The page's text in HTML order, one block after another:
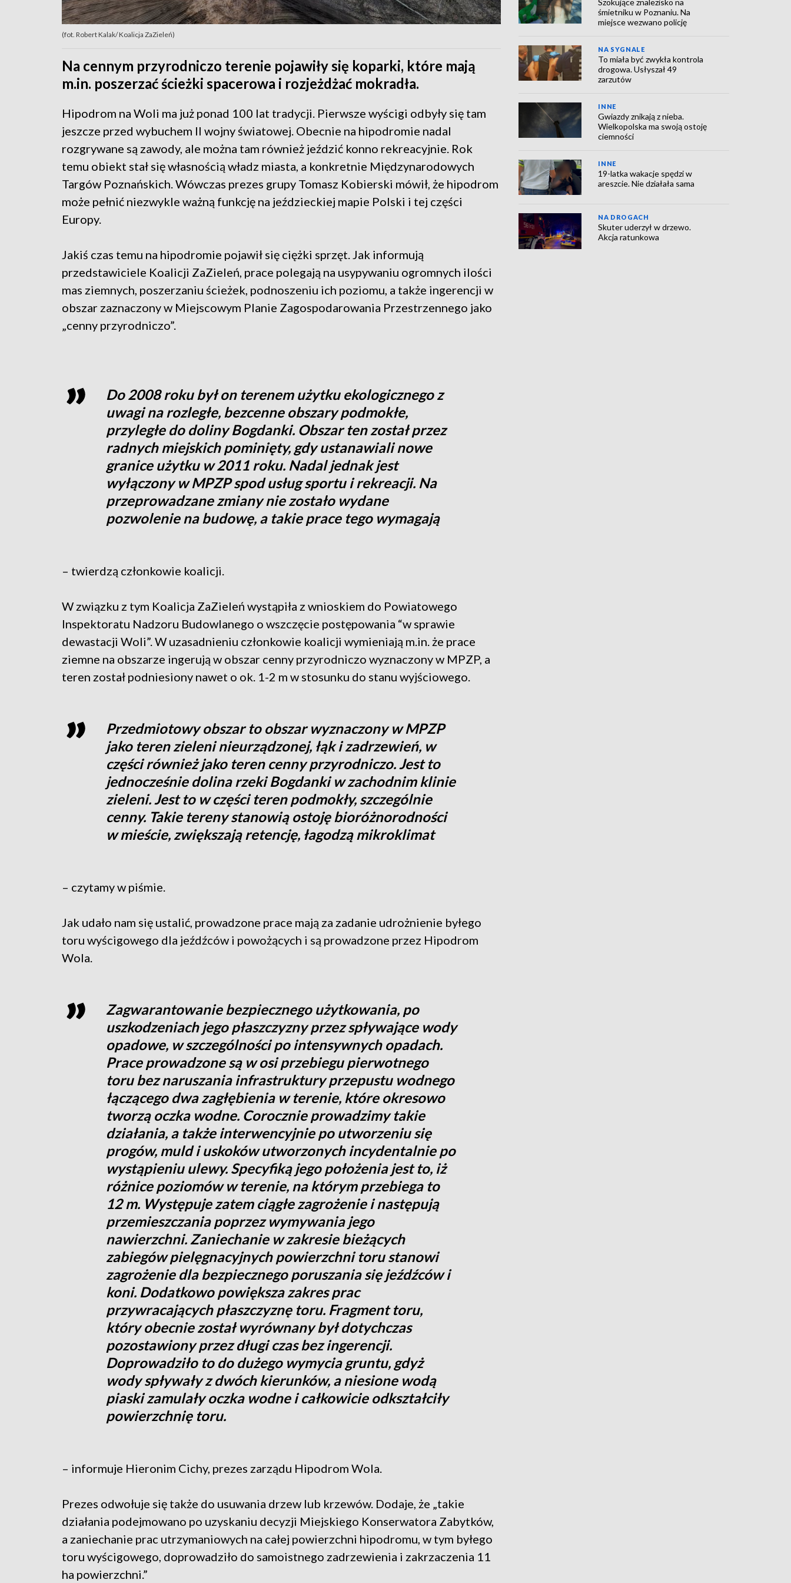
(fot. Robert Kalak/ Koalicja ZaZieleń)
Na cennym przyrodniczo terenie pojawiły się koparki, które mają
m.in. poszerzać ścieżki spacerowa i rozjeżdżać mokradła.
Hipodrom na Woli ma już ponad 100 lat tradycji. Pierwsze wyścigi odbyły się tam
jeszcze przed wybuchem II wojny światowej. Obecnie na hipodromie nadal
rozgrywane są zawody, ale można tam również jeździć konno rekreacyjnie. Rok
temu obiekt stał się własnością władz miasta, a konkretnie Międzynarodowych
Targów Poznańskich. Wówczas prezes grupy Tomasz Kobierski mówił, że hipodrom
może pełnić niezwykle ważną funkcję na jeździeckiej mapie Polski i tej części
Europy.
Jakiś czas temu na hipodromie pojawił się ciężki sprzęt. Jak informują
przedstawiciele Koalicji ZaZieleń, prace polegają na usypywaniu ogromnych ilości
mas ziemnych, poszerzaniu ścieżek, podnoszeniu ich poziomu, a także ingerencji w
obszar zaznaczony w Miejscowym Planie Zagospodarowania Przestrzennego jako
„cenny przyrodniczo”.
Do 2008 roku był on terenem użytku ekologicznego z
uwagi na rozległe, bezcenne obszary podmokłe,
przyległe do doliny Bogdanki. Obszar ten został przez
radnych miejskich pominięty, gdy ustanawiali nowe
granice użytku w 2011 roku. Nadal jednak jest
wyłączony w MPZP spod usług sportu i rekreacji. Na
przeprowadzane zmiany nie zostało wydane
pozwolenie na budowę, a takie prace tego wymagają
– twierdzą członkowie koalicji.
W związku z tym Koalicja ZaZieleń wystąpiła z wnioskiem do Powiatowego
Inspektoratu Nadzoru Budowlanego o wszczęcie postępowania “w sprawie
dewastacji Woli”. W uzasadnieniu członkowie koalicji wymieniają m.in. że prace
ziemne na obszarze ingerują w obszar cenny przyrodniczo wyznaczony w MPZP, a
teren został podniesiony nawet o ok. 1-2 m w stosunku do stanu wyjściowego.
Przedmiotowy obszar to obszar wyznaczony w MPZP
jako teren zieleni nieurządzonej, łąk i zadrzewień, w
części również jako teren cenny przyrodniczo. Jest to
jednocześnie dolina rzeki Bogdanki w zachodnim klinie
zieleni. Jest to w części teren podmokły, szczególnie
cenny. Takie tereny stanowią ostoję bioróżnorodności
w mieście, zwiększają retencję, łagodzą mikroklimat
– czytamy w piśmie.
Jak udało nam się ustalić, prowadzone prace mają za zadanie udrożnienie byłego
toru wyścigowego dla jeźdźców i powożących i są prowadzone przez Hipodrom
Wola.
Zagwarantowanie bezpiecznego użytkowania, po
uszkodzeniach jego płaszczyzny przez spływające wody
opadowe, w szczególności po intensywnych opadach.
Prace prowadzone są w osi przebiegu pierwotnego
toru bez naruszania infrastruktury przepustu wodnego
łączącego dwa zagłębienia w terenie, które okresowo
tworzą oczka wodne. Corocznie prowadzimy takie
działania, a także interwencyjnie po utworzeniu się
progów, muld i uskoków utworzonych incydentalnie po
wystąpieniu ulewy. Specyfiką jego położenia jest to, iż
różnice poziomów w terenie, na którym przebiega to
12 m. Występuje zatem ciągłe zagrożenie i następują
przemieszczania poprzez wymywania jego
nawierzchni. Zaniechanie w zakresie bieżących
zabiegów pielęgnacyjnych powierzchni toru stanowi
zagrożenie dla bezpiecznego poruszania się jeźdźców i
koni. Dodatkowo powiększa zakres prac
przywracających płaszczyznę toru. Fragment toru,
który obecnie został wyrównany był dotychczas
pozostawiony przez długi czas bez ingerencji.
Doprowadziło to do dużego wymycia gruntu, gdyż
wody spływały z dwóch kierunków, a niesione wodą
piaski zamulały oczka wodne i całkowicie odkształciły
powierzchnię toru.
– informuje Hieronim Cichy, prezes zarządu Hipodrom Wola.
Prezes odwołuje się także do usuwania drzew lub krzewów. Dodaje, że „takie
działania podejmowano po uzyskaniu decyzji Miejskiego Konserwatora Zabytków,
a zaniechanie prac utrzymaniowych na całej powierzchni hipodromu, w tym byłego
toru wyścigowego, doprowadziło do samoistnego zadrzewienia i zakrzaczenia 11
ha powierzchni.”
śmietniku w Poznaniu. Na
miejsce wezwano policję
NA SYGNALE
To miała być zwykła kontrola
drogowa. Usłyszał 49
zarzutów
INNE
Gwiazdy znikają z nieba.
Wielkopolska ma swoją ostoję
ciemności
INNE
19-latka wakacje spędzi w
areszcie. Nie działała sama
NA DROGACH
Skuter uderzył w drzewo.
Akcja ratunkowa